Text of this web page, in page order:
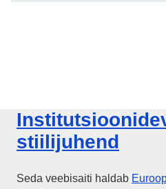
stiilijuhend
Seda veebisaiti haldab